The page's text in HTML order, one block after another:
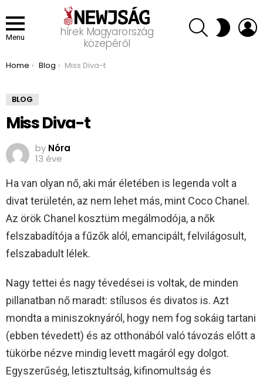
Menu
hírek Magyarország
közepéről
SEARCH SWITCH
SKIN
You are here:
Home Blog Miss Diva-t
BLOG
Miss Diva-t
by Nóra
13 éve
Ha van olyan nő, aki már életében is legenda volt a
divat területén, az nem lehet más, mint Coco Chanel.
Az örök Chanel kosztüm megálmodója, a nők
felszabadítója a fűzők alól, emancipált, felvilágosult,
felszabadult lélek.
Nagy tettei és nagy tévedései is voltak, de minden
pillanatban nő maradt: stílusos és divatos is. Azt
mondta a miniszoknyáról, hogy nem fog sokáig tartani
(ebben tévedett) és az otthonából való távozás előtt a
tükörbe nézve mindig levett magáról egy dolgot.
Egyszerűség, letisztultság, kifinomultság és